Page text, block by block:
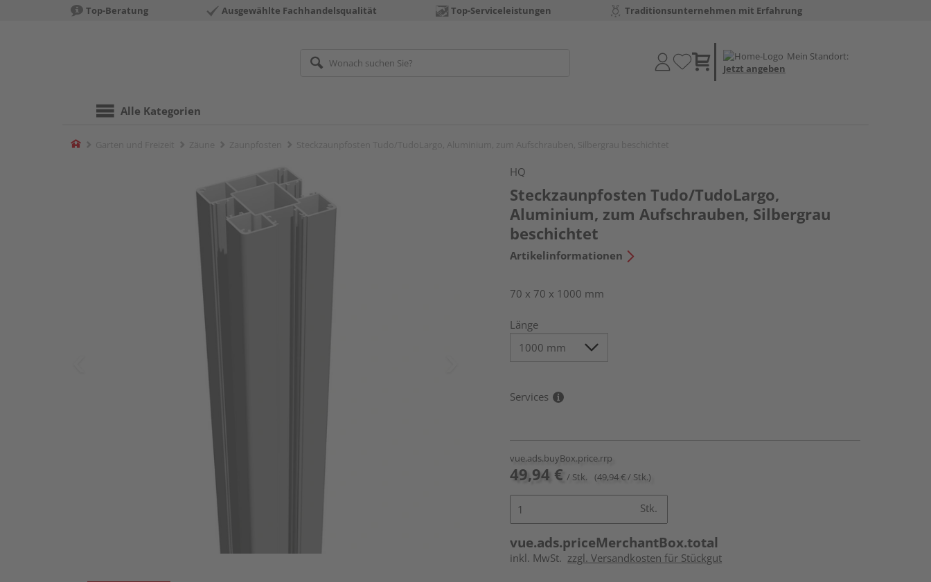
Top-Beratung Ausgewählte Fachhandelsqualität Top-Serviceleistungen Traditionsunternehmen mit Erfahrung
Mein Standort:
Jetzt angeben
Alle Kategorien
Home
HQ
Steckzaunpfosten Tudo/TudoLargo,
Aluminium, zum Aufschrauben, Silbergrau
beschichtet
Artikelinformationen
70 x 70 x 1000 mm
Länge
Services
vue.ads.buyBox.price.rrp
49,94 € / Stk. (49,94 € / Stk.)
Stk.
vue.ads.priceMerchantBox.total
inkl. MwSt. zzgl. Versandkosten für Stückgut